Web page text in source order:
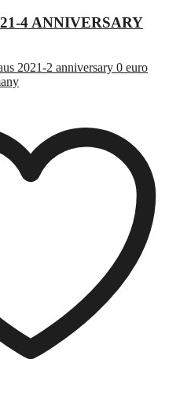
4 ANNIVERSARY